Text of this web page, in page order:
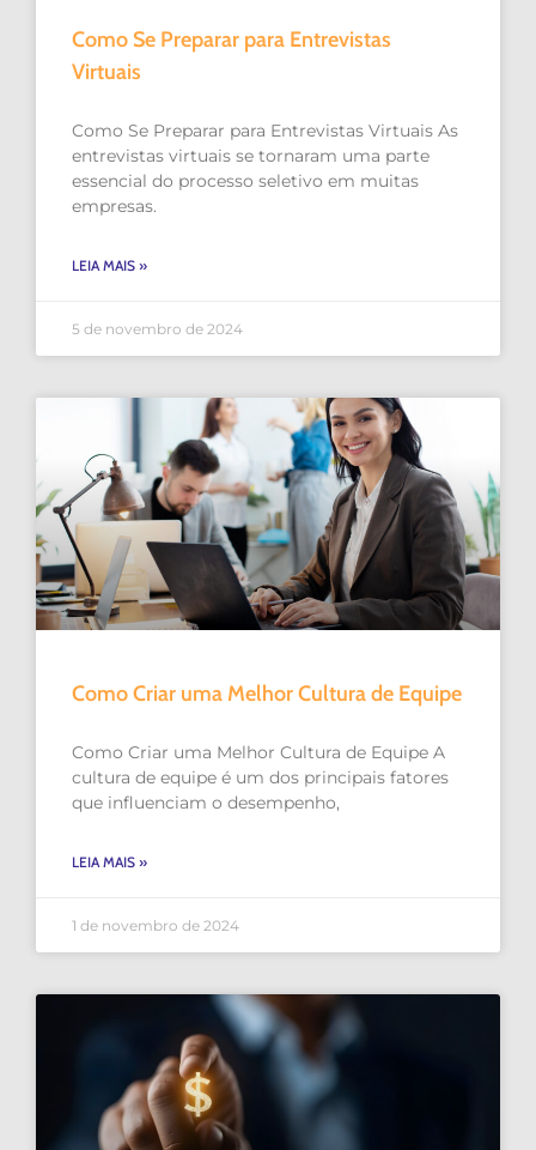
Como Se Preparar para Entrevistas
Virtuais
Como Se Preparar para Entrevistas Virtuais As
entrevistas virtuais se tornaram uma parte
essencial do processo seletivo em muitas
empresas.
LEIA MAIS »
5 de novembro de 2024
Como Criar uma Melhor Cultura de Equipe
Como Criar uma Melhor Cultura de Equipe A
cultura de equipe é um dos principais fatores
que influenciam o desempenho,
LEIA MAIS »
1 de novembro de 2024